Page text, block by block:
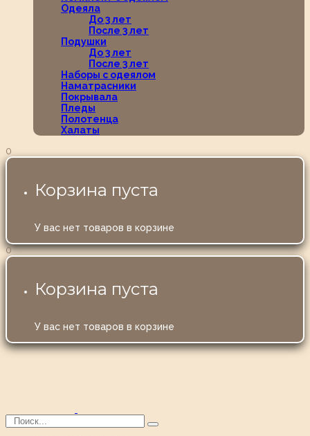
Одеяла
До 3 лет
После 3 лет
Подушки
До 3 лет
После 3 лет
Наборы с одеялом
Наматрасники
Покрывала
Пледы
Полотенца
Халаты
0
Корзина пуста
У вас нет товаров в корзине
0
Корзина пуста
У вас нет товаров в корзине